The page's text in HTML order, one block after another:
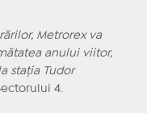
Metrorex va
anului viitor,
stația Tudor
4.